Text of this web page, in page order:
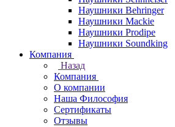
Наушники Behringer
Наушники Mackie
Наушники Prodipe
Наушники Soundking
Компания
Назад
Компания
О компании
Наша Философия
Сертификаты
Отзывы